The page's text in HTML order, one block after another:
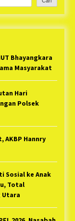
Bhayangkara
Masyarakat
Hari
Polsek
AKBP Hannry
Sosial ke Anak
Total
Utara